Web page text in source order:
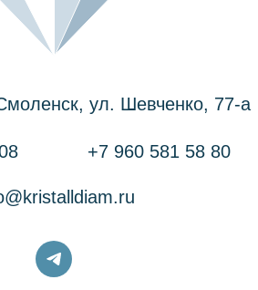
ул. Шевченко, 77-a
+7 960 581 58 80